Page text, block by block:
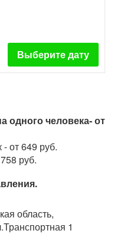
Выберите дату
одного человека- от
от 649 руб.
руб.
область,
1